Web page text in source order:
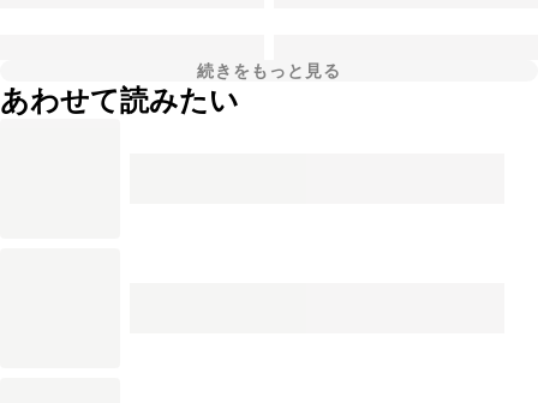
続きをもっと見る
あわせて読みたい